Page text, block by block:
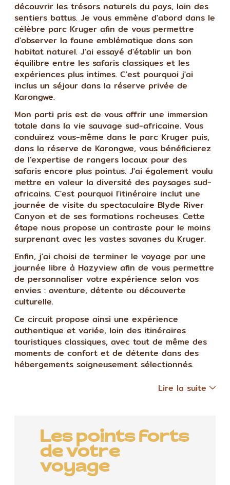
découvrir les trésors naturels du pays, loin des
sentiers battus. Je vous emmène d'abord dans le
célèbre parc Kruger afin de vous permettre
d'observer la faune emblématique dans son
habitat naturel. J'ai essayé d'établir un bon
équilibre entre les safaris classiques et les
expériences plus intimes. C'est pourquoi j'ai
inclus un séjour dans la réserve privée de
Karongwe.
Mon parti pris est de vous offrir une immersion
totale dans la vie sauvage sud-africaine. Vous
conduirez vous-même dans le parc Kruger puis,
dans la réserve de Karongwe, vous bénéficierez
de l'expertise de rangers locaux pour des
safaris encore plus pointus. J'ai également voulu
mettre en valeur la diversité des paysages sud-
africains. C'est pourquoi l'itinéraire inclut une
journée de visite du spectaculaire Blyde River
Canyon et de ses formations rocheuses. Cette
étape nous propose un contraste pour le moins
surprenant avec les vastes savanes du Kruger.
Enfin, j'ai choisi de terminer le voyage par une
journée libre à Hazyview afin de vous permettre
de personnaliser votre expérience selon vos
envies : aventure, détente ou découverte
culturelle.
Ce circuit propose ainsi une expérience
authentique et variée, loin des itinéraires
touristiques classiques, avec tout de même des
moments de confort et de détente dans des
hébergements soigneusement sélectionnés.
Lire la suite
Les points forts
de votre
voyage